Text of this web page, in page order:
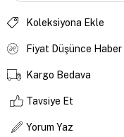
Koleksiyona Ekle
Fiyat Düşünce Haber
Kargo Bedava
Tavsiye Et
Yorum Yaz